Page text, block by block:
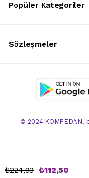
Popüler Kategoriler
Sözleşmeler
© 2024 KOMPEDAN.
₺224,99 ₺112,50